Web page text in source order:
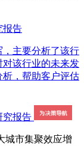
报告
主要分析了该行
该行业的未来发
析，帮助客户评估
市集聚效应增